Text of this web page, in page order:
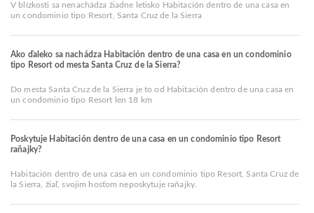
V blízkosti sa nenachádza žiadne letisko Habitación dentro de una casa en
un condominio tipo Resort, Santa Cruz de la Sierra
Ako ďaleko sa nachádza Habitación dentro de una casa en un condominio
tipo Resort od mesta Santa Cruz de la Sierra?
Do mesta Santa Cruz de la Sierra je to od Habitación dentro de una casa en
un condominio tipo Resort len 18 km
Poskytuje Habitación dentro de una casa en un condominio tipo Resort
raňajky?
Habitación dentro de una casa en un condominio tipo Resort, Santa Cruz de
la Sierra, žiaľ, svojim hosťom neposkytuje raňajky.